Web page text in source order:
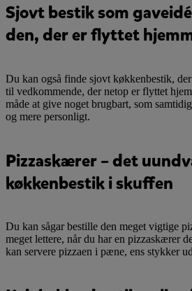
Sjovt bestik som
den, der er flyttet
Du kan også finde sjovt køkkenbestik,
til vedkommende, der netop er flyttet
måde at give noget brugbart, som
og mere personligt.
Pizzaskærer – det
køkkenbestik i skuffen
Du kan sågar bestille den meget vigtige
meget lettere, når du har en pizzaskærer
kan servere pizzaen i pæne, ens stykker